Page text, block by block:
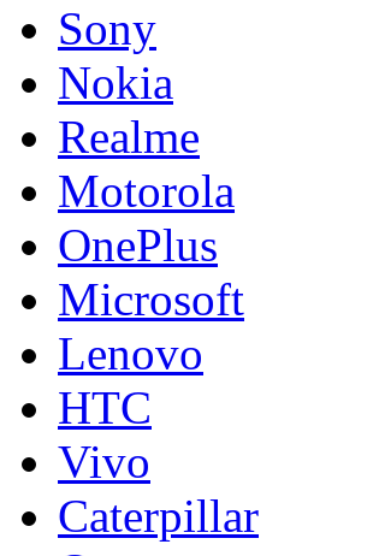
Sony
Nokia
Realme
Motorola
OnePlus
Microsoft
Lenovo
HTC
Vivo
Caterpillar